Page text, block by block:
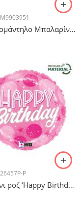
M9903951
Τραπεζομάντηλο Μπαλαρίνα 1.75cm x 1.15cm
26457P-P
Μπαλόνι ροζ ‘Happy Birthday’ Sparkling